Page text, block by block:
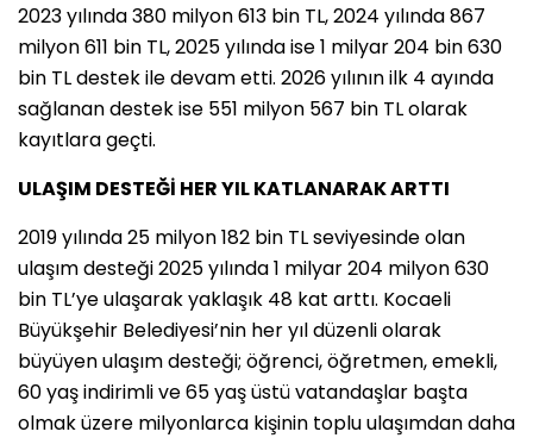
2023 yılında 380 milyon 613 bin TL, 2024 yılında 867
milyon 611 bin TL, 2025 yılında ise 1 milyar 204 bin 630
bin TL destek ile devam etti. 2026 yılının ilk 4 ayında
sağlanan destek ise 551 milyon 567 bin TL olarak
kayıtlara geçti.
ULAŞIM DESTEĞİ HER YIL KATLANARAK ARTTI
2019 yılında 25 milyon 182 bin TL seviyesinde olan
ulaşım desteği 2025 yılında 1 milyar 204 milyon 630
bin TL’ye ulaşarak yaklaşık 48 kat arttı. Kocaeli
Büyükşehir Belediyesi’nin her yıl düzenli olarak
büyüyen ulaşım desteği; öğrenci, öğretmen, emekli,
60 yaş indirimli ve 65 yaş üstü vatandaşlar başta
olmak üzere milyonlarca kişinin toplu ulaşımdan daha